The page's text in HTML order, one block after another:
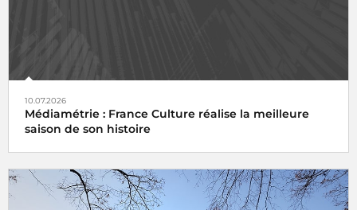
10.07.2026
Médiamétrie : France Culture réalise la meilleure
saison de son histoire